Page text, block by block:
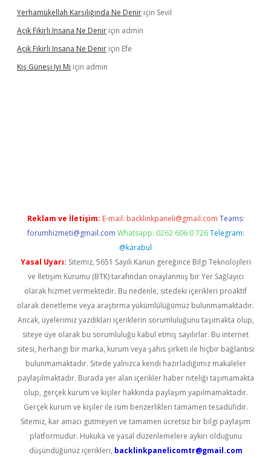
Yerhamükellah Karşılığında Ne Denir için Sevil
Açık Fikirli Insana Ne Denir için admin
Açık Fikirli Insana Ne Denir için Efe
Kış Güneşi Iyi Mi için admin
Reklam ve İletişim: E-mail: backlinkpaneli@gmail.com Teams:
forumhizmeti@gmail.com Whatsapp: 0262 606 0 726 Telegram:
@karabul
Yasal Uyarı: Sitemiz, 5651 Sayılı Kanun gereğince Bilgi Teknolojileri
ve İletişim Kurumu (BTK) tarafından onaylanmış bir Yer Sağlayıcı
olarak hizmet vermektedir. Bu nedenle, sitedeki içerikleri proaktif
olarak denetleme veya araştırma yükümlülüğümüz bulunmamaktadır.
Ancak, üyelerimiz yazdıkları içeriklerin sorumluluğunu taşımakta olup,
siteye üye olarak bu sorumluluğu kabul etmiş sayılırlar. Bu internet
sitesi, herhangi bir marka, kurum veya şahıs şirketi ile hiçbir bağlantısı
bulunmamaktadır. Sitede yalnızca kendi hazırladığımız makaleler
paylaşılmaktadır. Burada yer alan içerikler haber niteliği taşımamakta
olup, gerçek kurum ve kişiler hakkında paylaşım yapılmamaktadır.
Gerçek kurum ve kişiler ile isim benzerlikleri tamamen tesadüfidir.
Sitemiz, kar amacı gütmeyen ve tamamen ücretsiz bir bilgi paylaşım
platformudur. Hukuka ve yasal düzenlemelere aykırı olduğunu
düşündüğünüz içerikleri, backlinkpanelicomtr@gmail.com